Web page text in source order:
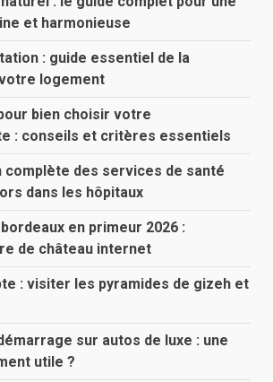
et harmonieuse
: guide essentiel de la
logement
bien choisir votre
: conseils et critères essentiels
complète des services de santé
dans les hôpitaux
en primeur 2026 :
de château internet
: visiter les pyramides de gizeh et
sur autos de luxe : une
utile ?